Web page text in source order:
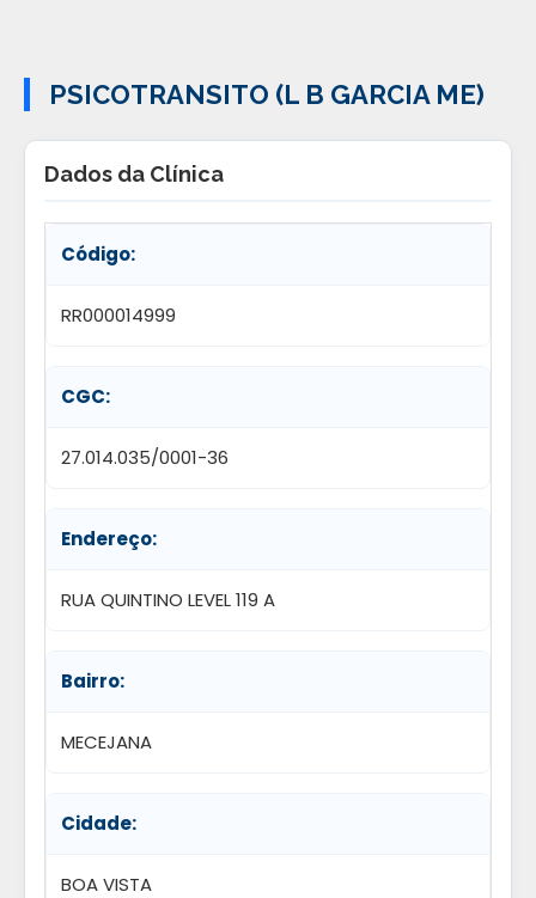
PSICOTRANSITO (L B GARCIA ME)
Dados da Clínica
Código:
RR000014999
CGC:
27.014.035/0001-36
Endereço:
RUA QUINTINO LEVEL 119 A
Bairro:
MECEJANA
Cidade:
BOA VISTA